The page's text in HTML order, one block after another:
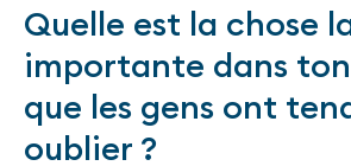
Quelle est la chose
importante dans
que les gens ont
oublier ?